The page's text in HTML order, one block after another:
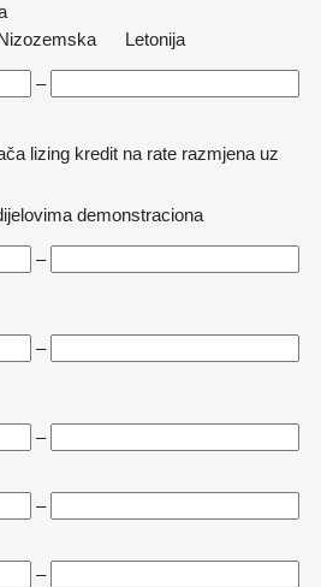
Letonija
–
lizing kredit na rate razmjena uz
demonstraciona
–
–
–
–
–